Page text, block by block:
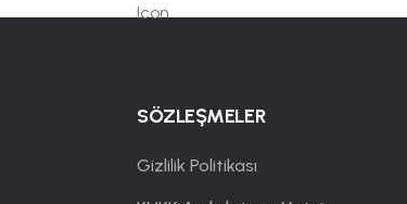
SÖZLEŞMELER
Gizlilik Politikası